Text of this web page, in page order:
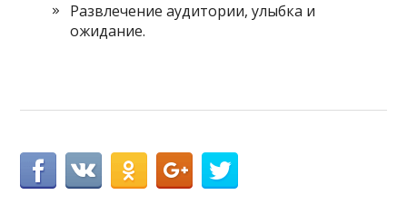
Развлечение аудитории, улыбка и
ожидание.